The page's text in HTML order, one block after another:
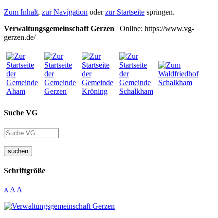
Zum Inhalt, zur Navigation oderzur Startseite springen.
Verwaltungsgemeinschaft Gerzen | Online: https://www.vg-
gerzen.de/
Suche VG
suchen
Schriftgröße
A A A